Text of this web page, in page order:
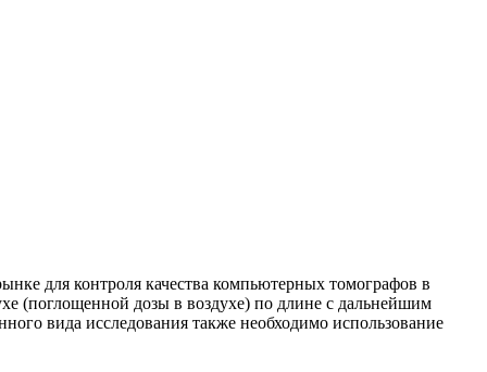
для контроля качества компьютерных томографов в
(поглощенной дозы в воздухе) по длине с дальнейшим
вида исследования также необходимо использование